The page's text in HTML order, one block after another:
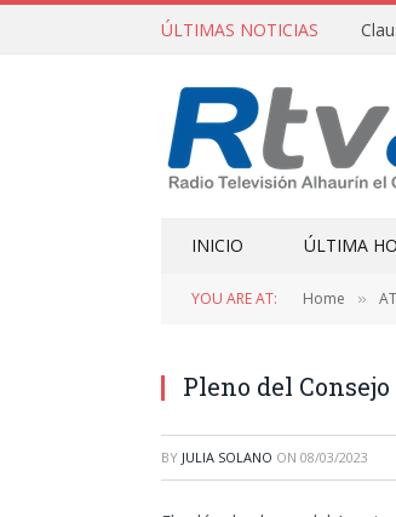
ÚLTIMAS NOTICIAS
INICIO ÚLTIMA
YOU ARE AT: Home »
Pleno del
BY JULIA SOLANO ON 08/03/2023